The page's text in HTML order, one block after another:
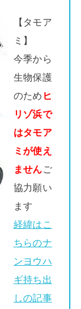
【タモア
ミ】
今季から
生物保護
のため ヒ
リゾ浜で
はタモア
ミが使え
ませんご
協力願い
ます
経緯はこ
ちらのナ
ンヨウハ
ギ持ち出
しの記事